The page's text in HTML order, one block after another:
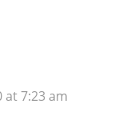
at 7:23 am